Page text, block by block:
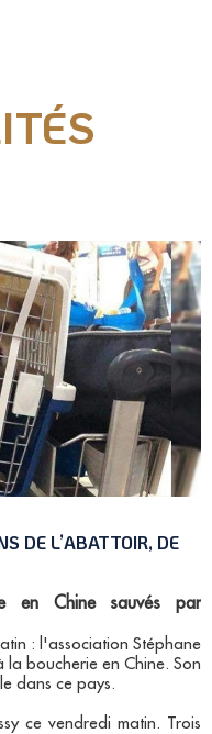
DE L’ABATTOIR, DE
en Chine sauvés par
: l'association Stéphane
la boucherie en Chine. Son
dans ce pays.
ce vendredi matin. Trois